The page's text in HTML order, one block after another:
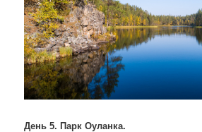
День 5. Парк Оуланка.